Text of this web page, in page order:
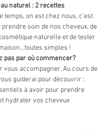
naturel : 2 recettes
temps, on est chez nous, c'est
soin de nos cheveux, de
naturelle et de tester
simples !
pas par où commencer?
vous accompagner. Au cours de
guiderai pour découvrir :
à avoir pour prendre
hydrater vos cheveux